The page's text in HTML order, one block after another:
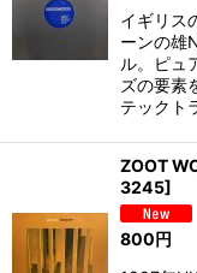
イギリス
ーンの雄
ル。ピュ
ズの要素
テックト
ZOOT
3245]
800円